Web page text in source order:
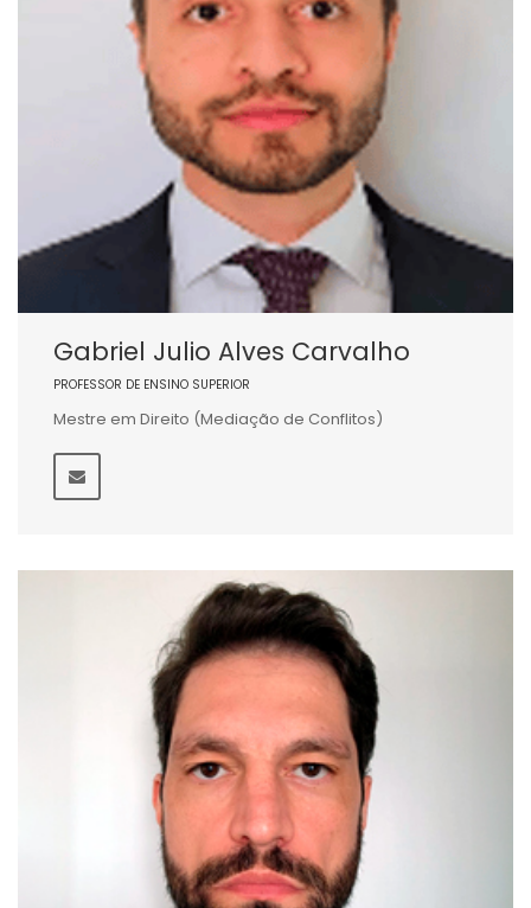
Gabriel Julio Alves Carvalho
PROFESSOR DE ENSINO SUPERIOR
Mestre em Direito (Mediação de Conflitos)